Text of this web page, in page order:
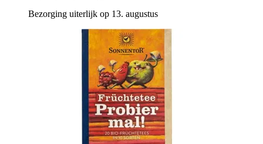
Bezorging uiterlijk op 13. augustus